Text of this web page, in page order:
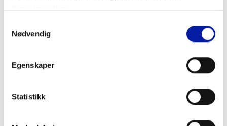
tjenestene deres.
Nødvendig
Egenskaper
Statistikk